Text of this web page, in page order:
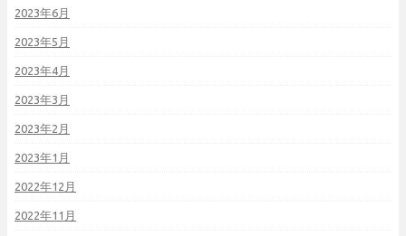
2023年6月
2023年5月
2023年4月
2023年3月
2023年2月
2023年1月
2022年12月
2022年11月